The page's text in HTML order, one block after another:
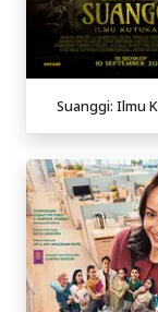
Suanggi: Ilmu